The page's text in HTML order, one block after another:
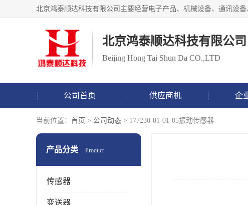
北京鸿泰顺达科技有限公司
Beijing Hong Tai Shun Da CO.,LTD
公司首页 供应商机 企
当前位置： 首页 > 公司动态 > 177230-01-01-05振动传感器
产品分类 Product
传感器
变送器